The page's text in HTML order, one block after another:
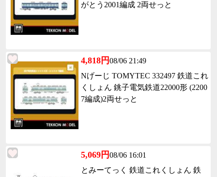
がとう2001編成 2両せっと
4,818円08/06 21:49
Nげーじ TOMYTEC 332497 鉄道これ
くしょん 銚子電気鉄道22000形 (2200
7編成)2両せっと
5,069円08/06 16:01
とみーてっく 鉄道これくしょん 鉄